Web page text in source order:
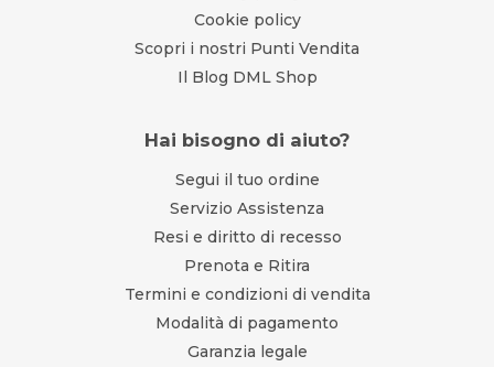
Cookie policy
Scopri i nostri Punti Vendita
Il Blog DML Shop
Hai bisogno di aiuto?
Segui il tuo ordine
Servizio Assistenza
Resi e diritto di recesso
Prenota e Ritira
Termini e condizioni di vendita
Modalità di pagamento
Garanzia legale